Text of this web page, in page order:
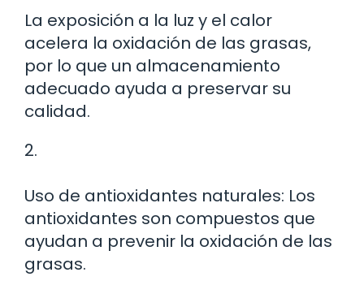
La exposición a la luz y el calor
acelera la oxidación de las grasas,
por lo que un almacenamiento
adecuado ayuda a preservar su
calidad.
2.
Uso de antioxidantes naturales: Los
antioxidantes son compuestos que
ayudan a prevenir la oxidación de las
grasas.